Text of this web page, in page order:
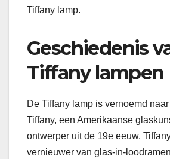
Tiffany lamp.
Geschiedenis
Tiffany lampen
De Tiffany lamp is vernoemd
Tiffany, een Amerikaanse
ontwerper uit de 19e eeuw.
vernieuwer van glas-in-